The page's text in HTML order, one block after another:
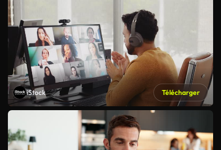
iStock Télécharger